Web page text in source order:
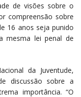
de visões sobre o
compreensão sobre
16 anos seja punido
mesma lei penal de
da Juventude,
discussão sobre a
importância. “O